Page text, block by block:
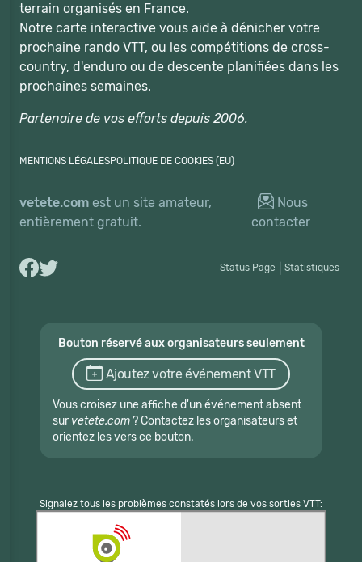
terrain organisés en France.
Notre carte interactive vous aide à dénicher votre
prochaine rando VTT, ou les compétitions de cross-
country, d'enduro ou de descente planifiées dans les
prochaines semaines.
Partenaire de vos efforts depuis 2006.
MENTIONS LÉGALESPOLITIQUE DE COOKIES (EU)
vetete.com est un site amateur,
entièrement gratuit.
Nous
contacter
Status Page Statistiques
Bouton réservé aux organisateurs seulement
Ajoutez votre événement VTT
Vous croisez une affiche d'un événement absent
sur vetete.com? Contactez les organisateurs et
orientez les vers ce bouton.
Signalez tous les problèmes constatés lors de vos sorties VTT: